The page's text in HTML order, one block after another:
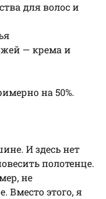
для волос и
— крема и
на 50%.
И здесь нет
полотенце.
не
Вместо этого, я